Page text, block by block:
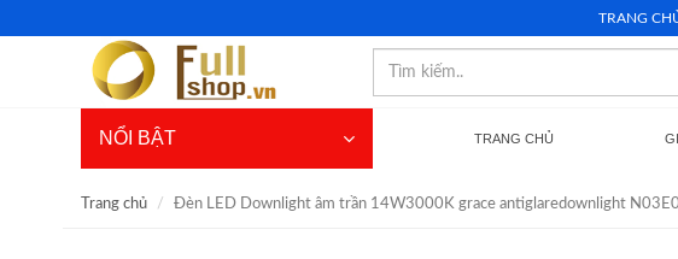
TRANG
NỔI BẬT TRANG CHỦ
Trang chủ Đèn LED Downlight âm trần 14W3000K grace antiglaredownlight